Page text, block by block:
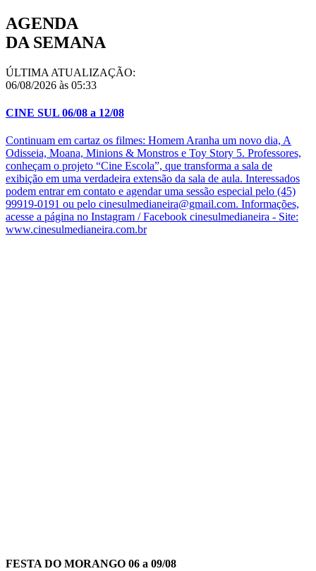
AGENDA
DA SEMANA
ÚLTIMA ATUALIZAÇÃO:
06/08/2026 às 05:33
CINE SUL 06/08 a 12/08
Continuam em cartaz os filmes: Homem Aranha um novo dia, A
Odisseia, Moana, Minions & Monstros e Toy Story 5. Professores,
conheçam o projeto “Cine Escola”, que transforma a sala de
exibição em uma verdadeira extensão da sala de aula. Interessados
podem entrar em contato e agendar uma sessão especial pelo (45)
99919-0191 ou pelo cinesulmedianeira@gmail.com. Informações,
acesse a página no Instagram / Facebook cinesulmedianeira - Site:
www.cinesulmedianeira.com.br
FESTA DO MORANGO 06 a 09/08